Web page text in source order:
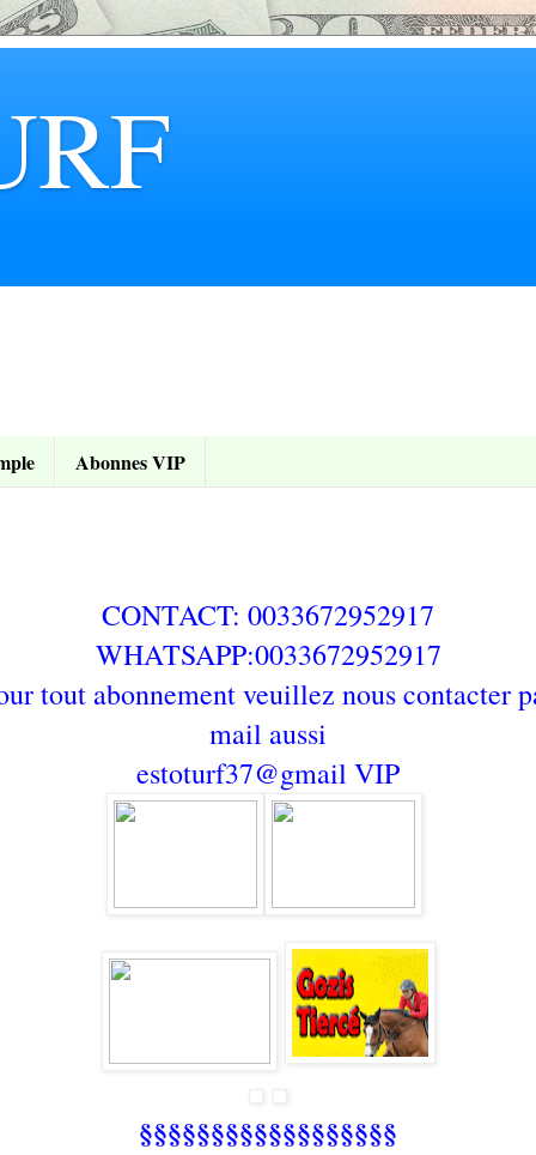
Abonnes VIP
CONTACT: 0033672952917
WHATSAPP:0033672952917
tout abonnement veuillez nous contacter
mail aussi
estoturf37@gmail VIP
§§§§§§§§§§§§§§§§§§